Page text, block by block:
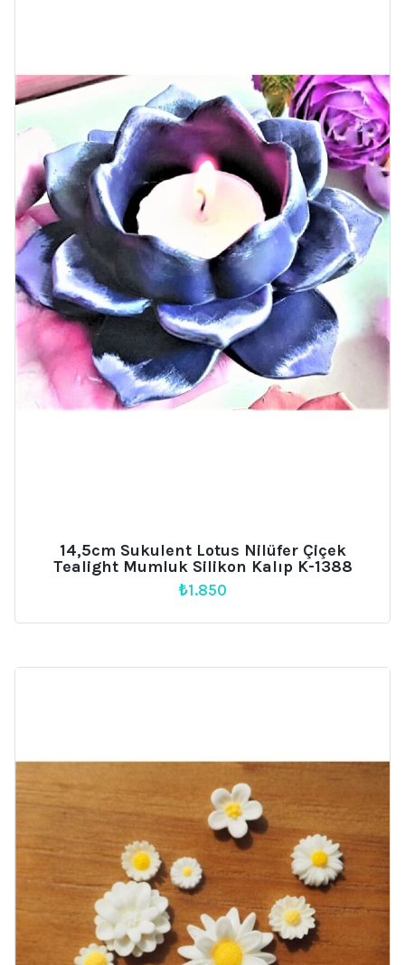
14,5cm Sukulent Lotus Nilüfer Çiçek
Tealight Mumluk Silikon Kalıp K-1388
₺1.850